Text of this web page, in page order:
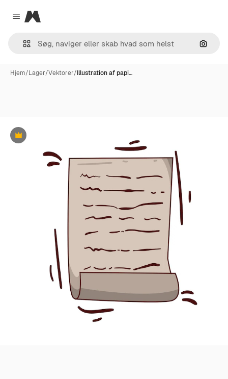
Close menu
Magnific
Søg
Hjem/Lager/Vektorer/Illustration af papi…
Præmie